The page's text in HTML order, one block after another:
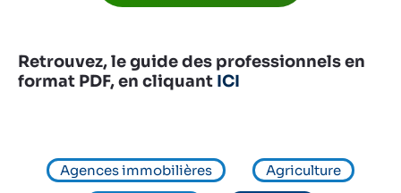
Retrouvez, le guide des professionnels en
format PDF, en cliquant ICI
Agences immobilières
Agriculture